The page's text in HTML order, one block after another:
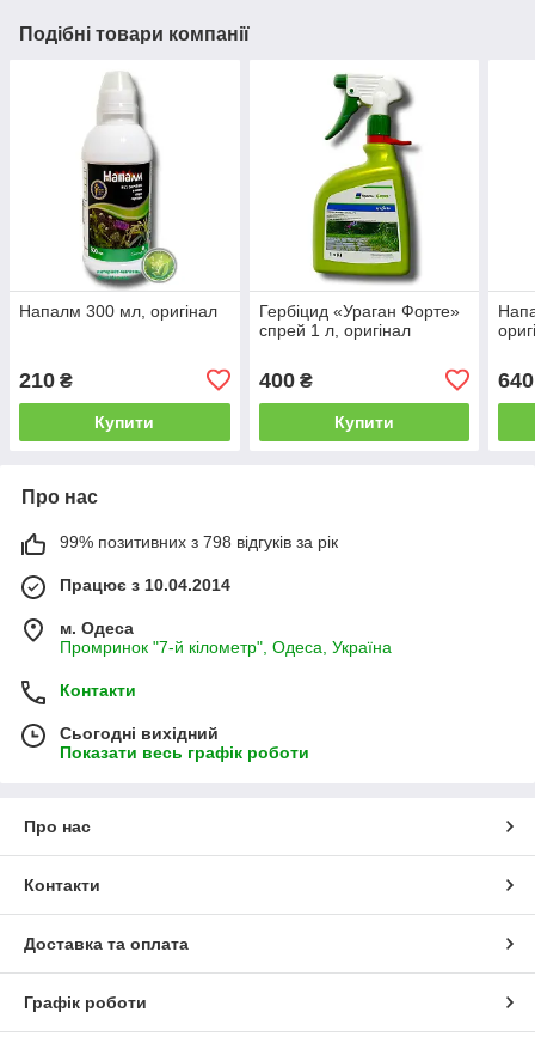
Подібні товари компанії
Напалм 300 мл, оригінал
210 ₴
Купити
Гербіцид «Ураган Форте»
спрей 1 л, оригінал
400₴
Купити
640
Про нас
99% позитивних з 798 відгуків за рік
Працює з 10.04.2014
м. Одеса
Промринок "7-й кілометр", Одеса, Україна
Контакти
Сьогодні вихідний
Показати весь графік роботи
Про нас
Контакти
Доставка та оплата
Графік роботи